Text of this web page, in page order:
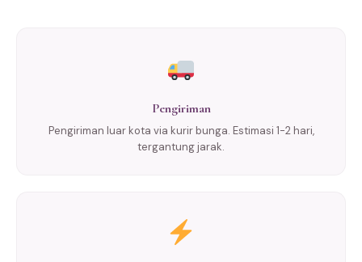
Pengiriman
Pengiriman luar kota via kurir bunga. Estimasi 1-2 hari,
tergantung jarak.